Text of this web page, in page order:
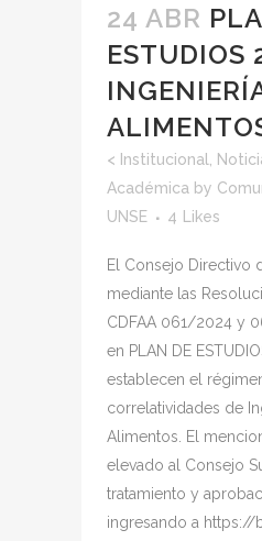
24 ABR
ESTUDIOS
< Institucional
Académica by
UNSE
4 Likes
El Consejo Directivo
mediante las
CDFAA 061/2024 y
en PLAN DE
establecen el
correlatividades de
Alimentos. El
elevado al Consejo
tratamiento y
ingresando a https://